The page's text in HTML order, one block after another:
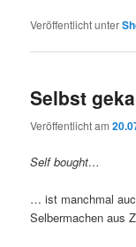
Veröffentlicht unter
Selbst
Veröffentlicht am
Self bought…
… ist manchmal
Selbermachen aus